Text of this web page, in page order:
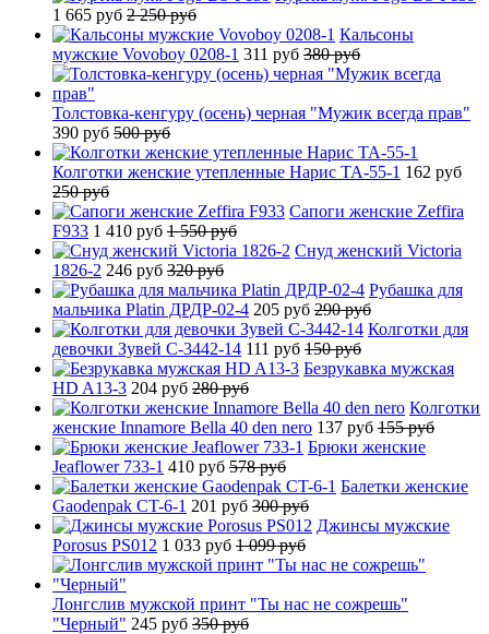
1 665 руб 2 250 руб
Кальсоны
мужские Vovoboy 0208-1 311 руб 380 руб
Толстовка-кенгуру (осень) черная "Мужик всегда прав"
390 руб 500 руб
Колготки женские утепленные Нарис TA-55-1 162 руб
250 руб
Сапоги женские Zeffira
F933 1 410 руб 1 550 руб
Снуд женский Victoria
1826-2 246 руб 320 руб
Рубашка для
мальчика Platin ДРДР-02-4 205 руб 290 руб
Колготки для
девочки Зувей C-3442-14 111 руб 150 руб
Безрукавка мужская
HD A13-3 204 руб 280 руб
Колготки
женские Innamore Bella 40 den nero 137 руб 155 руб
Брюки женские
Jeaflower 733-1 410 руб 578 руб
Балетки женские
Gaodenpak CT-6-1 201 руб 300 руб
Джинсы мужские
Porosus PS012 1 033 руб 1 099 руб
Лонгслив мужской принт "Ты нас не сожрешь"
"Черный" 245 руб 350 руб